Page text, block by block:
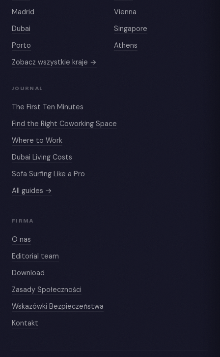
Madrid
Vienna
Dubai
Singapore
Porto
Athens
Zobacz wszystkie kraje →
JOURNAL
The First Ten Minutes
Find the Right Coworking Space
Where to Work
Dubai Living Costs
Sofa Surfing Like a Pro
All guides →
FIRMA
O nas
Editorial team
Download
Zasady Społeczności
Wskazówki Bezpieczeństwa
Kontakt